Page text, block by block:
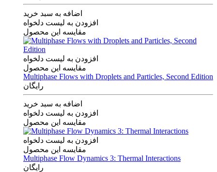
اضافه به سبد خرید
افزودن به لیست دلخواه
مقایسه این محصول
افزودن به لیست دلخواه
مقایسه این محصول
Multiphase Flows with Droplets and Particles, Second Edition
رایگان
اضافه به سبد خرید
افزودن به لیست دلخواه
مقایسه این محصول
افزودن به لیست دلخواه
مقایسه این محصول
Multiphase Flow Dynamics 3: Thermal Interactions
رایگان